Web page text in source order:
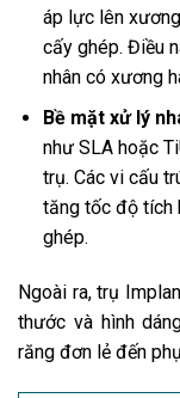
áp lực lên
cấy ghép. Điều
nhân có xương
Bề mặt xử lý
như SLA hoặc
trụ. Các vi cấu
tăng tốc độ tích
ghép.
Ngoài ra, trụ
thước và hình
răng đơn lẻ đến